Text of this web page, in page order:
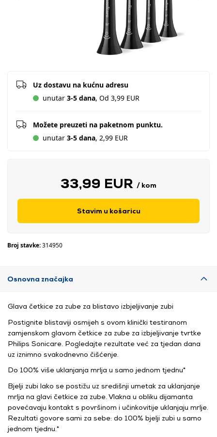
Uz dostavu na kućnu adresu
unutar 3-5 dana, Od 3,99 EUR
Možete preuzeti na paketnom punktu.
unutar 3-5 dana, 2,99 EUR
33,99 EUR / kom
Stavim u košaricu
Broj stavke:314950
Osnovna značajka
Glava četkice za zube za blistavo izbjeljivanje zubi
Postignite blistaviji osmijeh s ovom klinički testiranom
zamjenskom glavom četkice za zube za izbjeljivanje tvrtke
Philips Sonicare. Pogledajte rezultate već za tjedan dana
uz iznimno svakodnevno čišćenje.
Do 100% više uklanjanja mrlja u samo jednom tjednu*
Bjelji zubi lako se postižu uz središnji umetak za uklanjanje
mrlja na glavi četkice za zube. Vlakna u obliku dijamanta
povećavaju kontakt s površinom i učinkovitije uklanjaju mrlje.
Rezultati govore sami za sebe: do 100% bjelji zubi u samo
jednom tjednu.*